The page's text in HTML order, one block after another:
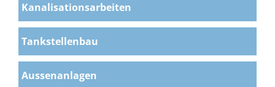
Kanalisationsarbeiten
Tankstellenbau
Aussenanlagen